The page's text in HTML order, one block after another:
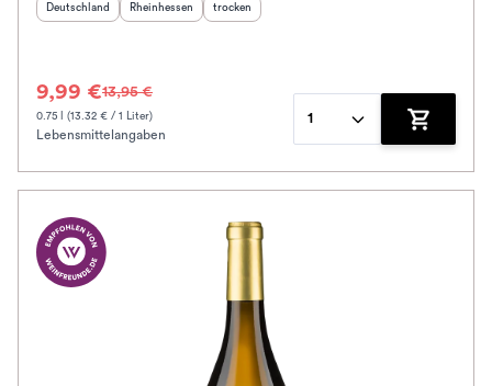
Herkunftsland
Deutschland Herkunftsregion :
Rheinhessen Geschmack
trocken
9,99 €13,95 €
0.75 l (13.32 € / 1 Liter)
Lebensmittelangaben
1
Zum